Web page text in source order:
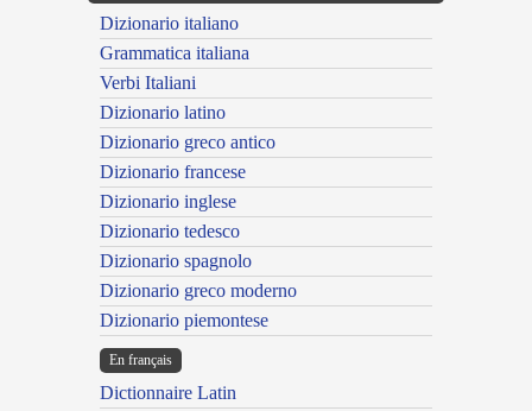
Dizionario italiano
Grammatica italiana
Verbi Italiani
Dizionario latino
Dizionario greco antico
Dizionario francese
Dizionario inglese
Dizionario tedesco
Dizionario spagnolo
Dizionario greco moderno
Dizionario piemontese
En français
Dictionnaire Latin